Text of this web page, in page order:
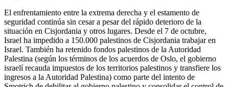
El enfrentamiento entre la extrema derecha y el estamento de
seguridad continúa sin cesar a pesar del rápido deterioro de la
situación en Cisjordania y otros lugares. Desde el 7 de octubre,
Israel ha impedido a 150.000 palestinos de Cisjordania trabajar en
Israel. También ha retenido fondos palestinos de la Autoridad
Palestina (según los términos de los acuerdos de Oslo, el gobierno
israelí recauda impuestos de los territorios palestinos y transfiere los
ingresos a la Autoridad Palestina) como parte del intento de